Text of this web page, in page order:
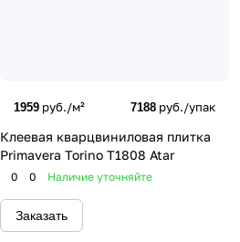
1959 руб./м² 7188 руб./упак
Клеевая кварцвиниловая плитка
Primavera Torino T1808 Atar
0 0 Наличие уточняйте
Заказать